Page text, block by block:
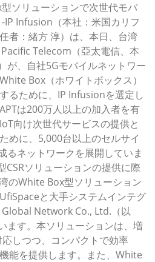
ソリューションで次世代モバ
IP Infusion（本社：米国カリフ
者：緒方 淳）は、本日、台湾
Telecom（亞太電信、本
が、自社5Gモバイルネットワー
Box（ホワイトボックス）
るために、IP Infusionを選定し
は200万人以上の加入者を有
向け次世代サービスの提供と
めに、5,000台以上のセルサイ
るネットワークを展開していま
ソリューションの提供に際
のWhite Box型ソリューション
と大手システムインテグ
Network Co., Ltd.（以
ます。本ソリューションは、増
しつつ、コンパクトで効率
能を提供します。また、White